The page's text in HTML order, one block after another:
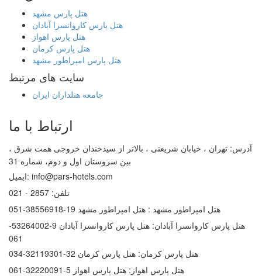
هتل پارس مشهد
هتل پارس کاروانسرا آبادان
هتل پارس اهواز
هتل پارس کرمان
هتل پارس امپراطور مشهد
سایت های مرتبط
جامعه هتلداران ایران
ارتباط با ما
آدرس: تهران ، خیابان شریعتی ، بالاتر از سیدخندان خروجی همت شرق ،
بین سروستان اول و دوم، شماره 31
ایمیل: info@pars-hotels.com
تلفن:
هتل امپراطور مشهد : هتل امپراطور مشهد 19-38556918-051
هتل پارس کاروانسرا آبادان:
هتل پارس کاروانسرا آبادان 9-53264002-
061
هتل پارس کرمان: هتل پارس کرمان 32-32119301-034
هتل پارس اهواز: هتل پارس اهواز 5-32220091-061